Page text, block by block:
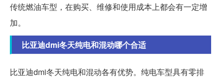
传统燃油车型，在购买、维修和使用成本上都会有一定增
加。
比亚迪dmi冬天纯电和混动哪个合适
比亚迪dmi冬天纯电和混动各有优势。纯电车型具有零排